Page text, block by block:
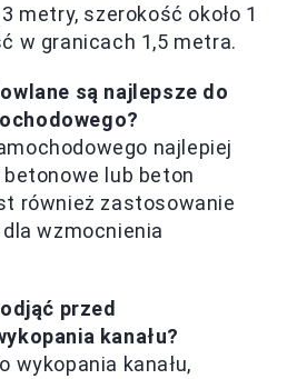
metry, szerokość około 1
w granicach 1,5 metra.
są najlepsze do
najlepiej
lub beton
również zastosowanie
wzmocnienia
przed
kanału?
wykopania kanału,